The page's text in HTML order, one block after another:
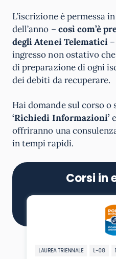
L’iscrizione è permessa
dell’anno – così com’è
degli Atenei Telematici
ingresso non ostativo
di preparazione di ogni
dei debiti da recuperare.
Hai domande sul corso o
‘Richiedi Informazioni’
offriranno una
in tempi rapidi.
Corsi in
LAUREA TRIENNALE L-08